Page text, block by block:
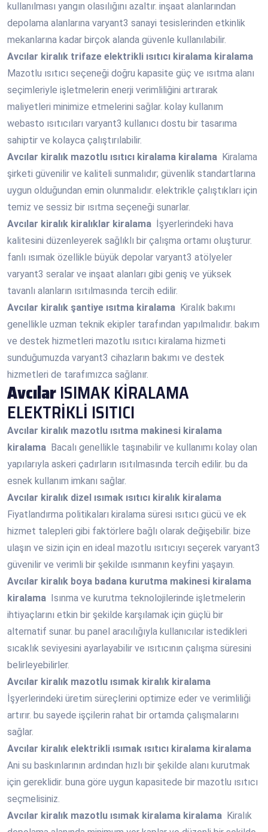
kullanılması yangın olasılığını azaltır. inşaat alanlarından
depolama alanlarına varyant3 sanayi tesislerinden etkinlik
mekanlarına kadar birçok alanda güvenle kullanılabilir.
Avcılar kiralık trifaze elektrikli ısıtıcı kiralama kiralama
Mazotlu ısıtıcı seçeneği doğru kapasite güç ve ısıtma alanı
seçimleriyle işletmelerin enerji verimliliğini artırarak
maliyetleri minimize etmelerini sağlar. kolay kullanım
webasto ısıtıcıları varyant3 kullanıcı dostu bir tasarıma
sahiptir ve kolayca çalıştırılabilir.
Avcılar kiralık mazotlu ısıtıcı kiralama kiralama Kiralama
şirketi güvenilir ve kaliteli sunmalıdır; güvenlik standartlarına
uygun olduğundan emin olunmalıdır. elektrikle çalıştıkları için
temiz ve sessiz bir ısıtma seçeneği sunarlar.
Avcılar kiralık kiralıklar kiralama İşyerlerindeki hava
kalitesini düzenleyerek sağlıklı bir çalışma ortamı oluşturur.
fanlı ısımak özellikle büyük depolar varyant3 atölyeler
varyant3 seralar ve inşaat alanları gibi geniş ve yüksek
tavanlı alanların ısıtılmasında tercih edilir.
Avcılar kiralık şantiye ısıtma kiralama Kiralık bakımı
genellikle uzman teknik ekipler tarafından yapılmalıdır. bakım
ve destek hizmetleri mazotlu ısıtıcı kiralama hizmeti
sunduğumuzda varyant3 cihazların bakımı ve destek
hizmetleri de tarafımızca sağlanır.
AvcılarISIMAK KİRALAMA
ELEKTRİKLİ ISITICI
Avcılar kiralık mazotlu ısıtma makinesi kiralama
kiralama Bacalı genellikle taşınabilir ve kullanımı kolay olan
yapılarıyla askeri çadırların ısıtılmasında tercih edilir. bu da
esnek kullanım imkanı sağlar.
Avcılar kiralık dizel ısımak ısıtıcı kiralık kiralama
Fiyatlandırma politikaları kiralama süresi ısıtıcı gücü ve ek
hizmet talepleri gibi faktörlere bağlı olarak değişebilir. bize
ulaşın ve sizin için en ideal mazotlu ısıtıcıyı seçerek varyant3
güvenilir ve verimli bir şekilde ısınmanın keyfini yaşayın.
Avcılar kiralık boya badana kurutma makinesi kiralama
kiralama Isınma ve kurutma teknolojilerinde işletmelerin
ihtiyaçlarını etkin bir şekilde karşılamak için güçlü bir
alternatif sunar. bu panel aracılığıyla kullanıcılar istedikleri
sıcaklık seviyesini ayarlayabilir ve ısıtıcının çalışma süresini
belirleyebilirler.
Avcılar kiralık mazotlu ısımak kiralık kiralama
İşyerlerindeki üretim süreçlerini optimize eder ve verimliliği
artırır. bu sayede işçilerin rahat bir ortamda çalışmalarını
sağlar.
Avcılar kiralık elektrikli ısımak ısıtıcı kiralama kiralama
Ani su baskınlarının ardından hızlı bir şekilde alanı kurutmak
için gereklidir. buna göre uygun kapasitede bir mazotlu ısıtıcı
seçmelisiniz.
Avcılar kiralık mazotlu ısımak kiralama kiralama Kiralık